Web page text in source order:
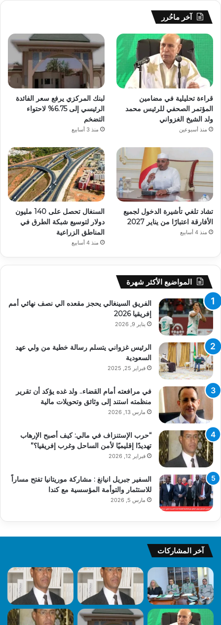
آخر ماحُرر
قراءة تحليلية في مضامين
المؤتمر الصحفي للرئيس محمد
ولد الشيخ الغزواني
منذ أسبوعين
لبنك المركزي يرفع سعر الفائدة
الرئيسي إلى 6.75% لاحتواء
التضخم
منذ 3 أسابيع
تشاد تلغي تأشيرة الدخول لجميع
الأفارقة اعتبارًا من يناير 2027
منذ 4 أسابيع
السنغال تحصل على 140 مليون
دولار لتوسيع شبكة الطرق في
المناطق الزراعية
منذ 4 أسابيع
المواضيع الأكثر شهرة
الفريق السينغالي يحجز مقعده الي نصف نهائي أمم
إفريقيا 2026
يناير 9, 2026
الرئيس غزواني يتسلم رسالة خطية من ولي عهد
السعودية
فبراير 25, 2025
في مرافعته أمام القضاء.. ولد غده يؤكد أن تقرير
منظمته استند إلى وثائق وتحويلات مالية
مارس 13, 2026
“حرب الإستنزاف في مالي: كيف أصبح الإرهاب
تهديدًا إقليميًا لأمن الساحل وغرب إفريقيا؟”
فبراير 12, 2026
السفير جبريل انيانغ : مشاركة موريتانيا تفتح مساراً
للاستثمار والتوأمة المؤسسية مع كندا
مارس 5, 2026
آخر المشاركات